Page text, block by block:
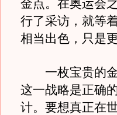
金点。在奥运会
行了采访，就等
相当出色，只是
一枚宝贵的金
这一战略是正确
计。要想真正在